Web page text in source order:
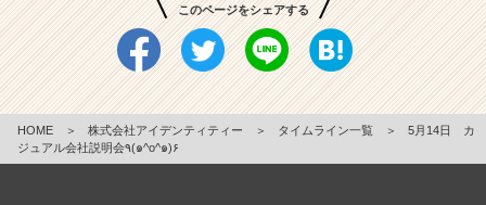
このページをシェアする
HOME ＞ 株式会社アイデンティティー ＞ タイムライン一覧 ＞
5月14日 カ
ジュアル会社説明会٩(๑^o^๑)۶